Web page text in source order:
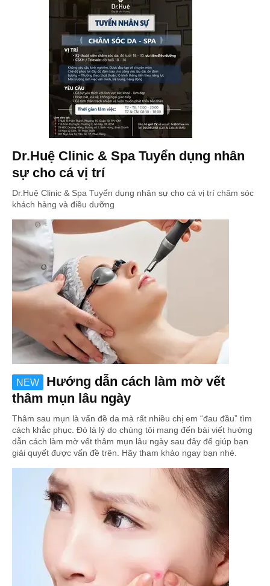
Dr.Huệ Clinic & Spa Tuyển dụng nhân
sự cho cá vị trí
Dr.Huệ Clinic & Spa Tuyển dụng nhân sự cho cá vị trí chăm sóc
khách hàng và điều dưỡng
NEW
Hướng dẫn cách làm mờ vết
thâm mụn lâu ngày
Thâm sau mụn là vấn đề da mà rất nhiều chị em “đau đầu” tìm
cách khắc phục. Đó là lý do chúng tôi mang đến bài viết hướng
dẫn cách làm mờ vết thâm mụn lâu ngày sau đây để giúp bạn
giải quyết được vấn đề trên. Hãy tham khảo ngay bạn nhé.